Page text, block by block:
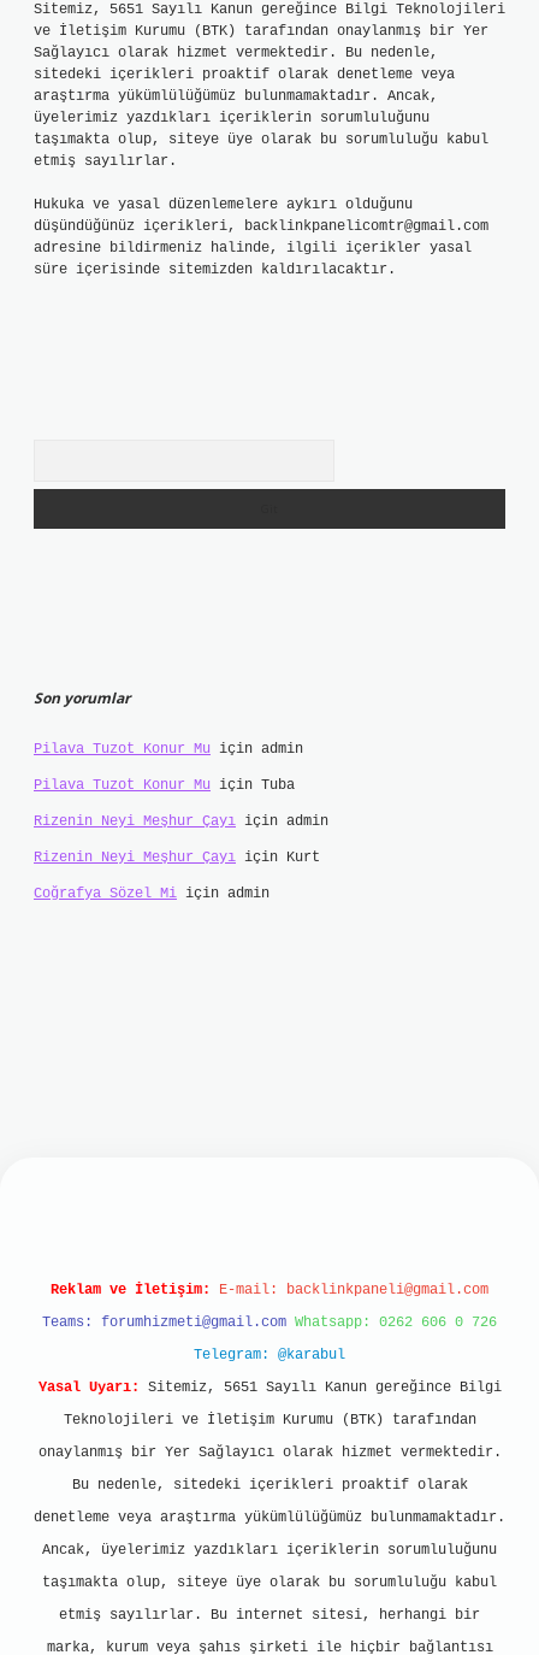
Sitemiz, 5651 Sayılı Kanun gereğince Bilgi Teknolojileri
ve İletişim Kurumu (BTK) tarafından onaylanmış bir Yer
Sağlayıcı olarak hizmet vermektedir. Bu nedenle,
sitedeki içerikleri proaktif olarak denetleme veya
araştırma yükümlülüğümüz bulunmamaktadır. Ancak,
üyelerimiz yazdıkları içeriklerin sorumluluğunu
taşımakta olup, siteye üye olarak bu sorumluluğu kabul
etmiş sayılırlar.
Hukuka ve yasal düzenlemelere aykırı olduğunu
düşündüğünüz içerikleri, backlinkpanelicomtr@gmail.com
adresine bildirmeniz halinde, ilgili içerikler yasal
süre içerisinde sitemizden kaldırılacaktır.
Son yorumlar
Pilava Tuzot Konur Mu için admin
Pilava Tuzot Konur Mu için Tuba
Rizenin Neyi Meşhur Çayı için admin
Rizenin Neyi Meşhur Çayı için Kurt
Coğrafya Sözel Mi için admin
Reklam ve İletişim: E-mail: backlinkpaneli@gmail.com
Teams: forumhizmeti@gmail.com Whatsapp: 0262 606 0 726
Telegram: @karabul
Yasal Uyarı:
Sitemiz, 5651 Sayılı Kanun gereğince Bilgi
Teknolojileri ve İletişim Kurumu (BTK) tarafından
onaylanmış bir Yer Sağlayıcı olarak hizmet vermektedir.
Bu nedenle, sitedeki içerikleri proaktif olarak
denetleme veya araştırma yükümlülüğümüz bulunmamaktadır.
Ancak, üyelerimiz yazdıkları içeriklerin sorumluluğunu
taşımakta olup, siteye üye olarak bu sorumluluğu kabul
etmiş sayılırlar. Bu internet sitesi, herhangi bir
marka, kurum veya şahıs şirketi ile hiçbir bağlantısı